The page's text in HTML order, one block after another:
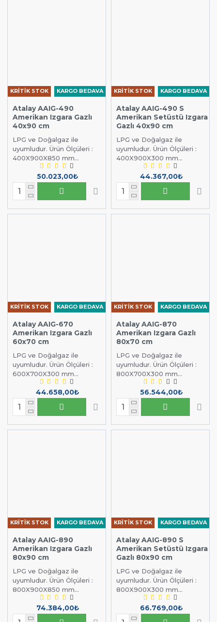
KARGO BEDAVA
KRİTİK STOK
Atalay AAIG-490
Amerikan Izgara Gazlı
40x90 cm
LPG ve Doğalgaz ile
uyumludur. Ürün Ölçüleri :
400X900X850 mm...
50.023,00₺
KARGO BEDAVA
KRİTİK STOK
Atalay AAIG-490 S
Amerikan Setüstü Izgara
Gazlı 40x90 cm
LPG ve Doğalgaz ile
uyumludur. Ürün Ölçüleri :
400X900X300 mm...
44.367,00₺
KARGO BEDAVA
KRİTİK STOK
Atalay AAIG-670
Amerikan Izgara Gazlı
60x70 cm
LPG ve Doğalgaz ile
uyumludur. Ürün Ölçüleri :
600X700X300 mm...
44.658,00₺
KARGO BEDAVA
KRİTİK STOK
Atalay AAIG-870
Amerikan Izgara Gazlı
80x70 cm
LPG ve Doğalgaz ile
uyumludur. Ürün Ölçüleri :
800X700X300 mm...
56.544,00₺
KARGO BEDAVA
KRİTİK STOK
Atalay AAIG-890
Amerikan Izgara Gazlı
80x90 cm
LPG ve Doğalgaz ile
uyumludur. Ürün Ölçüleri :
800X900X850 mm...
74.384,00₺
KARGO BEDAVA
KRİTİK STOK
Atalay AAIG-890 S
Amerikan Setüstü Izgara
Gazlı 80x90 cm
LPG ve Doğalgaz ile
uyumludur. Ürün Ölçüleri :
800X900X300 mm...
66.769,00₺